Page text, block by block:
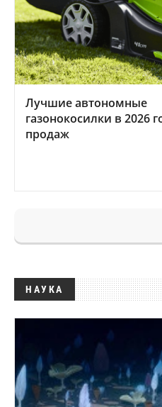
Лучшие автономные
газонокосилки в 2026
продаж
НАУКА